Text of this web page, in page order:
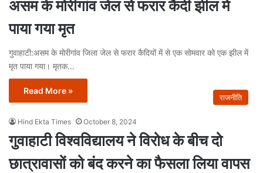
असम के मोरीगांव जेल से फरार कैदी झील में
पाया गया मृत
गुवाहाटी:असम के मोरीगांव जिला जेल से फरार कैदियों में से एक सोमवार को एक झील में
मृत पाया गया। मृतक…
Read More »
राजनीति
Hind Ekta Times October 8, 2024
गुवाहाटी विश्वविद्यालय ने विरोध के बीच दो
छात्रावासों को बंद करने का फैसला लिया वापस